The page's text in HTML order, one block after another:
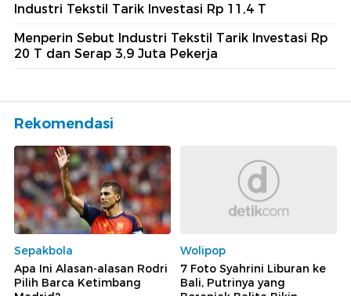
Industri Tekstil Tarik Investasi Rp 11,4 T
Menperin Sebut Industri Tekstil Tarik Investasi Rp
20 T dan Serap 3,9 Juta Pekerja
Rekomendasi
Sepakbola
Apa Ini Alasan-alasan Rodri
Pilih Barca Ketimbang
Wolipop
7 Foto Syahrini Liburan ke
Bali, Putrinya yang